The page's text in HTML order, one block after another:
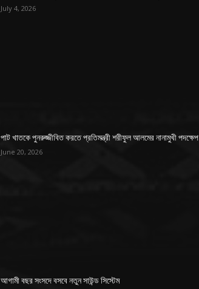
July 4, 2026
পাট খাতকে পুনরুজ্জীবিত করতে প্রতিমন্ত্রী শরীফুল আলমের নানামুখী পদক্ষেপ
June 20, 2026
আগামী বছর সংসদে বসবে নতুন সাউন্ড সিস্টেম